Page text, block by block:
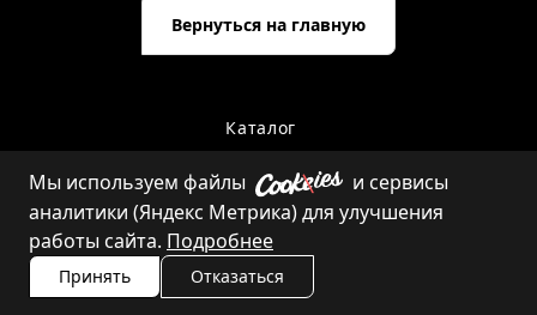
Вернуться на главную
Каталог
Контакты
Мы используем файлы
и сервисы
аналитики (Яндекс Метрика) для улучшения
работы сайта. Подробнее
Принять Отказаться